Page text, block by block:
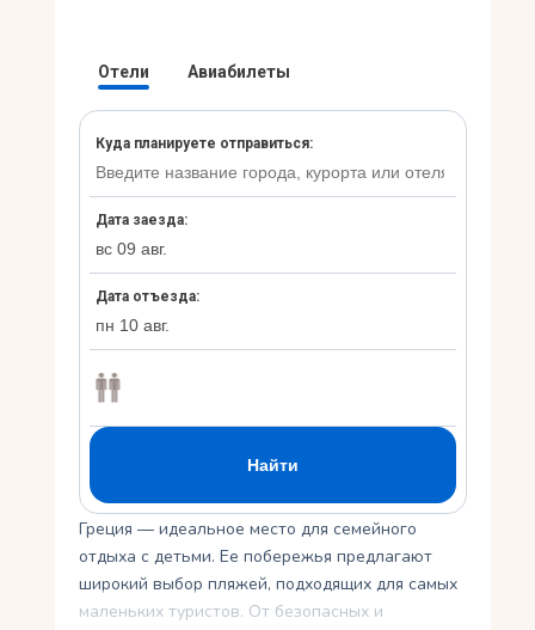
Укр
Греция — идеальное место для семейного
отдыха с детьми. Ее побережья предлагают
широкий выбор пляжей, подходящих для самых
маленьких туристов. От безопасных и